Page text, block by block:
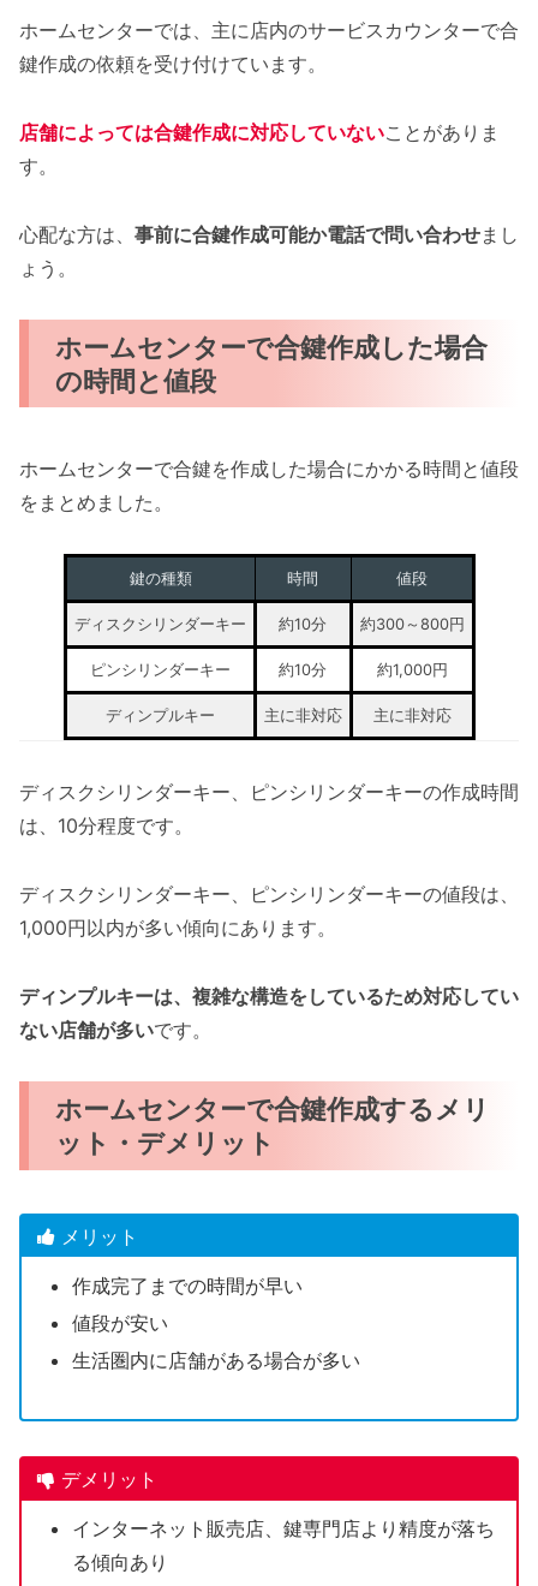
ホームセンターでは、主に店内のサービスカウンターで合
鍵作成の依頼を受け付けています。
店舗によっては合鍵作成に対応していないことがありま
す。
心配な方は、 事前に合鍵作成可能か電話で問い合わせまし
ょう。
ホームセンターで合鍵作成した場合
の時間と値段
ホームセンターで合鍵を作成した場合にかかる時間と値段
をまとめました。
鍵の種類 時間 値段
ディスクシリンダーキー 約10分 約300～800円
ピンシリンダーキー 約10分 約1,000円
ディンプルキー 主に非対応 主に非対応
ディスクシリンダーキー、ピンシリンダーキーの作成時間
は、10分程度です。
ディスクシリンダーキー、ピンシリンダーキーの値段は、
1,000円以内が多い傾向にあります。
ディンプルキーは、複雑な構造をしているため対応してい
ない店舗が多いです。
ホームセンターで合鍵作成するメリ
ット・デメリット
メリット
作成完了までの時間が早い
値段が安い
生活圏内に店舗がある場合が多い
デメリット
インターネット販売店、鍵専門店より精度が落ち
る傾向あり